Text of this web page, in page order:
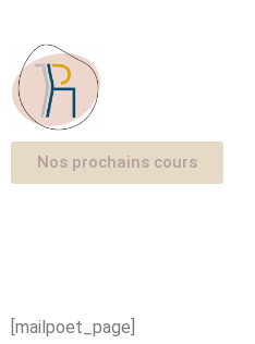
Nos prochains cours
[mailpoet_page]